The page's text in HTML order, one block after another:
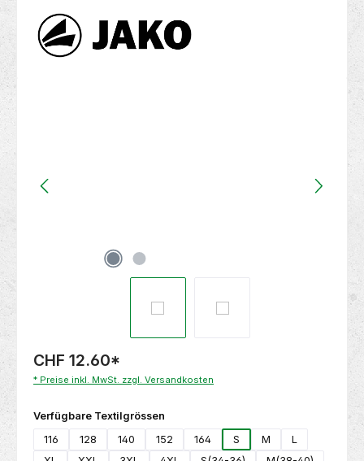
CHF 12.60*
* Preise inkl. MwSt. zzgl. Versandkosten
Verfügbare Textilgrössen
116
128 140 152 164 S M
L